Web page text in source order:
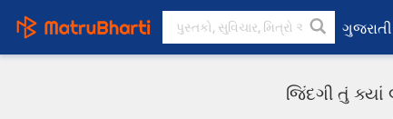
ગુજરાતી
જિંદગી તું ક્યાં